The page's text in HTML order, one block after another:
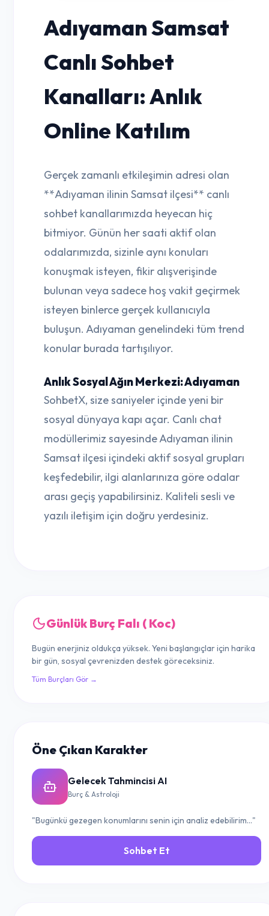
Adıyaman Samsat
Canlı Sohbet
Kanalları: Anlık
Online Katılım
Gerçek zamanlı etkileşimin adresi olan
**Adıyaman ilinin Samsat ilçesi** canlı
sohbet kanallarımızda heyecan hiç
bitmiyor. Günün her saati aktif olan
odalarımızda, sizinle aynı konuları
konuşmak isteyen, fikir alışverişinde
bulunan veya sadece hoş vakit geçirmek
isteyen binlerce gerçek kullanıcıyla
buluşun. Adıyaman genelindeki tüm trend
konular burada tartışılıyor.
Anlık Sosyal Ağın Merkezi: Adıyaman
SohbetX, size saniyeler içinde yeni bir
sosyal dünyaya kapı açar. Canlı chat
modüllerimiz sayesinde Adıyaman ilinin
Samsat ilçesi içindeki aktif sosyal grupları
keşfedebilir, ilgi alanlarınıza göre odalar
arası geçiş yapabilirsiniz. Kaliteli sesli ve
yazılı iletişim için doğru yerdesiniz.
Günlük Burç Falı ( Koc)
Bugün enerjiniz oldukça yüksek. Yeni başlangıçlar için harika
bir gün, sosyal çevrenizden destek göreceksiniz.
Tüm Burçları Gör →
Öne Çıkan Karakter
Gelecek Tahmincisi AI
Burç & Astroloji
"Bugünkü gezegen konumlarını senin için analiz edebilirim..."
Sohbet Et